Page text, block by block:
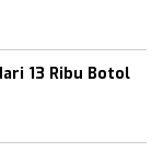
13 Ribu Botol